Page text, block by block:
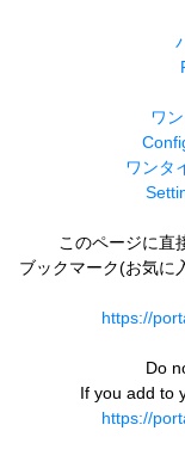
ワ
ワンタ
このページに直
ブックマーク(お気に
https://
Do
If you add to
https://